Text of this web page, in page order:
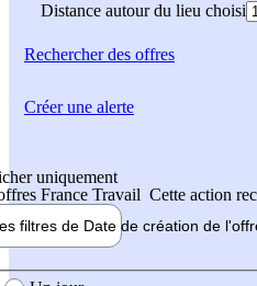
Distance autour du lieu choisi
Rechercherdes offres
uniquement
France Travail Cette action
filtres de Date de création de
Créer une alerte